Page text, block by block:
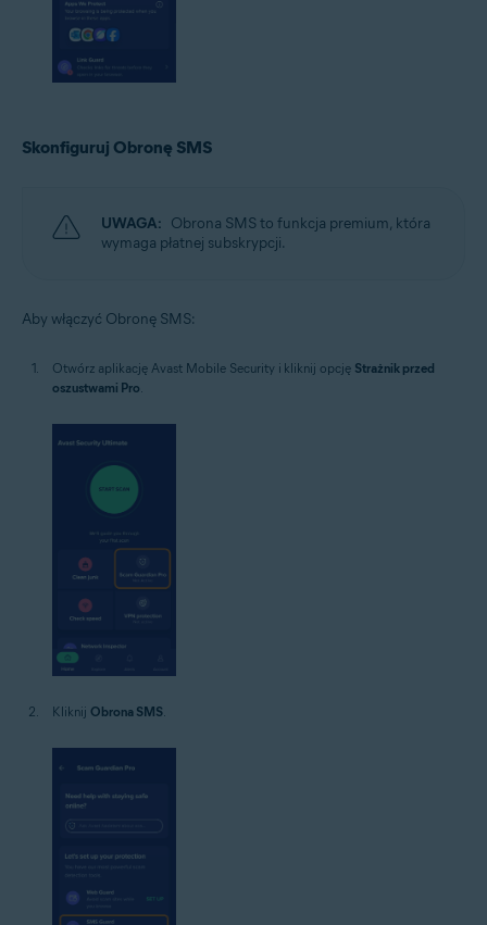
Skonfiguruj Obronę SMS
UWAGA: Obrona SMS to funkcja premium, która
wymaga płatnej subskrypcji.
Aby włączyć Obronę SMS:
Otwórz aplikację Avast Mobile Security i kliknij opcję Strażnik przed
oszustwami Pro.
Kliknij Obrona SMS.